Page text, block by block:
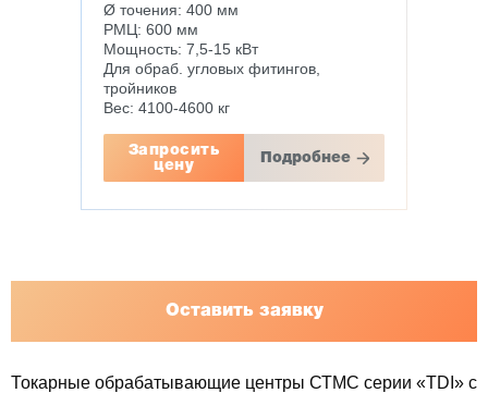
Ø точения: 400 мм
РМЦ: 600 мм
Мощность: 7,5-15 кВт
Для обраб. угловых фитингов,
тройников
Вес: 4100-4600 кг
Запросить
цену
Подробнее
Оставить заявку
Токарные обрабатывающие центры СТМС серии «TDI» с